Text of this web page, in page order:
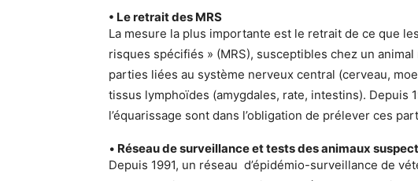
• Le retrait des MRS
La mesure la plus importante est le retrait de ce que
risques spécifiés » (MRS), susceptibles chez un
parties liées au système nerveux central (cerveau,
tissus lymphoïdes (amygdales, rate, intestins). Depuis
l’équarissage sont dans l’obligation de prélever ces
• Réseau de surveillance et tests des animaux
Depuis 1991, un réseau d’épidémio-surveillance de